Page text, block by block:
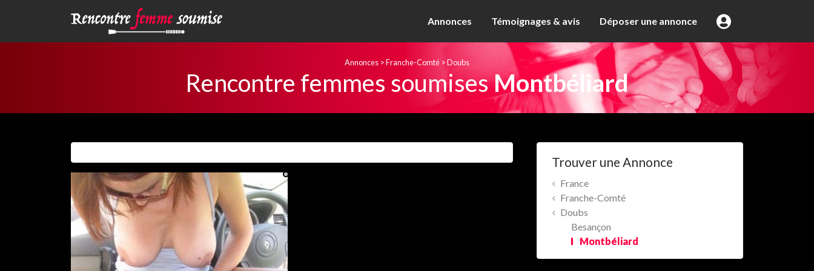
Annonces Témoignages & avis Déposer une annonce
Annonces >Franche-Comté >Doubs
Rencontre femmes soumisesMontbéliard
Trouver une Annonce
France
Franche-Comté
Doubs
Besançon
Montbéliard